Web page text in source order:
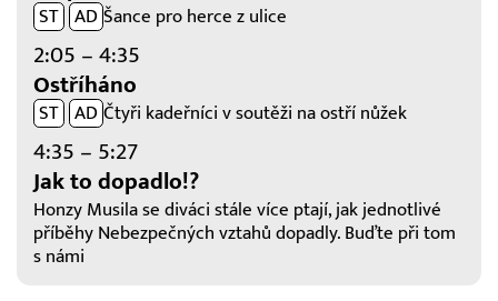
ST AD Šance pro herce z ulice
2:05 – 4:35
Ostříháno
ST AD Čtyři kadeřníci v soutěži na ostří nůžek
4:35 – 5:27
Jak to dopadlo!?
Honzy Musila se diváci stále více ptají, jak jednotlivé
příběhy Nebezpečných vztahů dopadly. Buďte při tom
s námi